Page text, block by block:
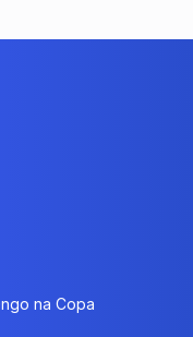
na Copa